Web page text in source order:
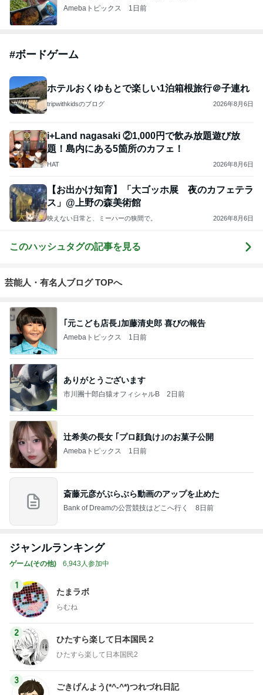
Amebaトピックス 1日前
#ボードゲーム
ホテルおくゆもとで楽しい1泊箱根旅行＠子連れ
tripwithkidsのブログ 2026年8月6日
i+Land nagasaki ②1,000円で飲み放題遊び放
題！島内にある5箇所のカフェ！
HAT 2026年8月6日
【お出かけ知育】「大ゴッホ展 夜のカフェテラ
ス」@上野の森美術館
映えない日常と、ミーハーの狭間で。 2026年8月6日
このハッシュタグの記事を見る
芸能人・有名人ブログ TOPへ
｢元こども店長｣加藤清史郎 喜びの報告
Amebaトピックス 1日前
ありがとうございます
市川團十郎白猿オフィシャルB 2日前
辻希美の長女 ｢プロ顔負け｣のお菓子公開
Amebaトピックス 1日前
斎藤元彦がぶらぶら動画のアップを止めた
Bank of Dreamの公営競技はどこへ行く 8日前
ジャンルランキング
ゲーム(その他) 6,943人参加中
1
たまラボ
らむね
2
ひたすら楽して日本国民２
ひたすら楽して日本国民2
3
ごきげんよう(*^-^*)つれづれ日記